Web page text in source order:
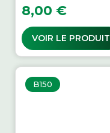
Prix
8,00 €
VOIR LE PRODUIT
B150